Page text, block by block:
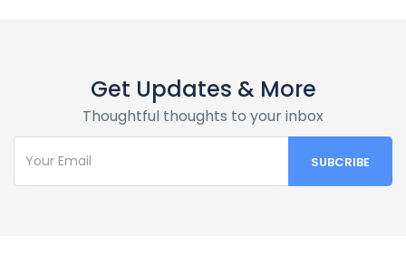
Get Updates & More
Thoughtful thoughts to your inbox